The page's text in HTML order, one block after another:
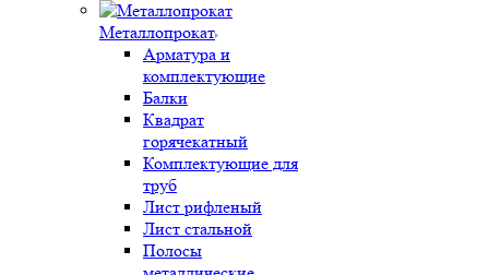
Металлопрокат
Арматура и
комплектующие
Балки
Квадрат
горячекатный
Комплектующие для
труб
Лист рифленый
Лист стальной
Полосы